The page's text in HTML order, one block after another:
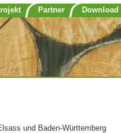
Partner Download
und Baden-Württemberg